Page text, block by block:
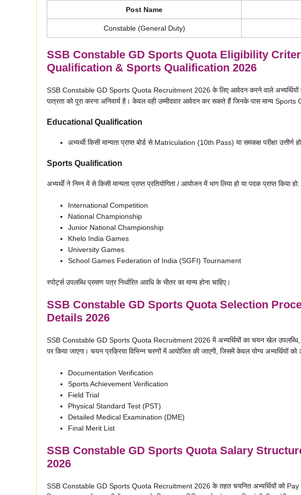
Post Name
Constable (General Duty)
SSB Constable GD Sports Quota Eligibility
Qualification & Sports Qualification 2026
SSB Constable GD Sports Quota Recruitment 2026 के लिए आवेदन करने वाले अभ्यर्थियों को
पात्रता को पूरा करना अनिवार्य है। केवल वही उम्मीदवार आवेदन कर सकते हैं जिनके पास मान्य
Educational Qualification
अभ्यर्थी किसी मान्यता प्राप्त बोर्ड से Matriculation (10th Pass) या समकक्ष परीक्षा उत्तीर्ण
Sports Qualification
अभ्यर्थी ने निम्न में से किसी मान्यता प्राप्त प्रतियोगिता / आयोजन में भाग लिया हो या पदक प्राप्त किया हो:
International Competition
National Championship
Junior National Championship
Khelo India Games
University Games
School Games Federation of India (SGFI) Tournament
स्पोर्ट्स उपलब्धि प्रमाण पत्र निर्धारित अवधि के भीतर का मान्य होना चाहिए।
SSB Constable GD Sports Quota Selection
Details 2026
SSB Constable GD Sports Quota Recruitment 2026 में अभ्यर्थियों का चयन खेल उपलब्धि,
पर किया जाएगा। चयन प्रक्रिया विभिन्न चरणों में आयोजित की जाएगी, जिसमें केवल योग्य अभ्यर्थियों
Documentation Verification
Sports Achievement Verification
Field Trial
Physical Standard Test (PST)
Detailed Medical Examination (DME)
Final Merit List
SSB Constable GD Sports Quota Salary
2026
SSB Constable GD Sports Quota Recruitment 2026 के तहत चयनित अभ्यर्थियों को